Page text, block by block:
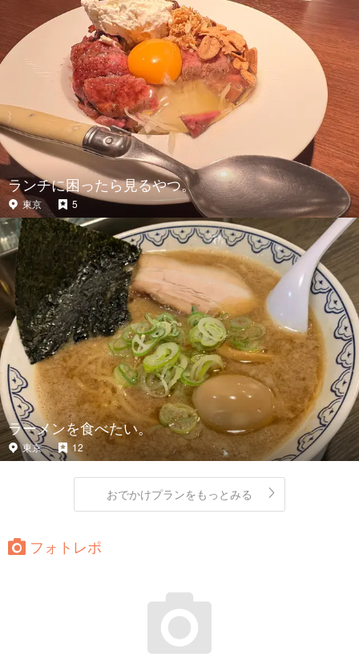
ランチに困ったら見るやつ。
東京 5
ラーメンを食べたい。
東京 12
おでかけプランをもっとみる
フォトレポ